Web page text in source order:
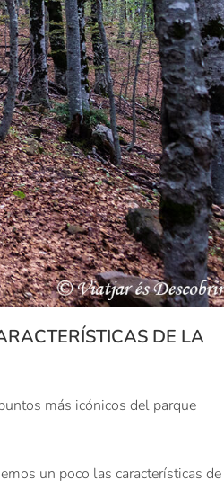
DE LA
más icónicos del parque
un poco las características de